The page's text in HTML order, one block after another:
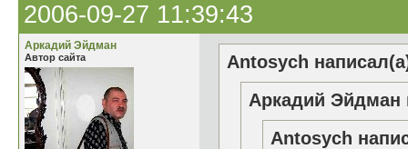
2006-09-27 11:39:43
Аркадий Эйдман
Автор сайта
Antosych
Аркадий Эйдман
Antosych